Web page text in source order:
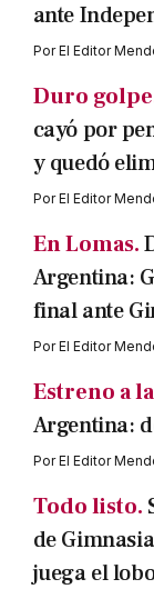
ante
PorEl Editor
Duro
cayó por
y quedó
PorEl Editor
En Lomas.
Argentina:
final ante
PorEl Editor
Estreno a
Argentina:
PorEl Editor
Todo listo.
de
juega el